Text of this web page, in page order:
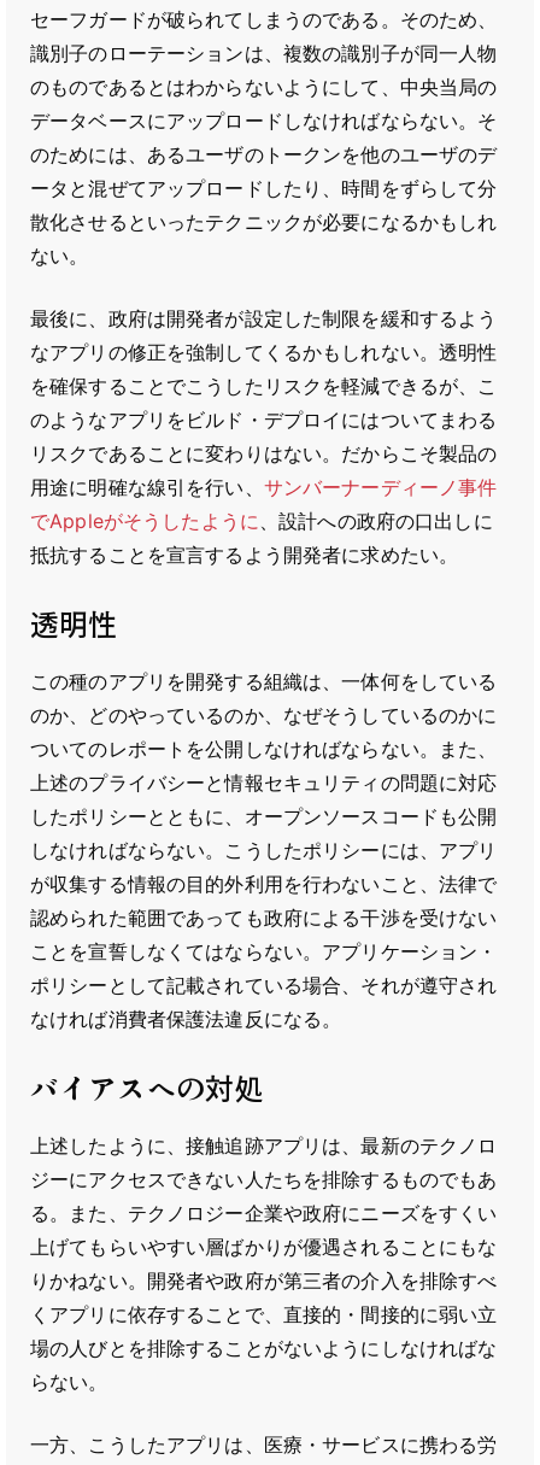
セーフガードが破られてしまうのである。そのため、
識別子のローテーションは、複数の識別子が同一人物
のものであるとはわからないようにして、中央当局の
データベースにアップロードしなければならない。そ
のためには、あるユーザのトークンを他のユーザのデ
ータと混ぜてアップロードしたり、時間をずらして分
散化させるといったテクニックが必要になるかもしれ
ない。
最後に、政府は開発者が設定した制限を緩和するよう
なアプリの修正を強制してくるかもしれない。透明性
を確保することでこうしたリスクを軽減できるが、こ
のようなアプリをビルド・デプロイにはついてまわる
リスクであることに変わりはない。だからこそ製品の
用途に明確な線引を行い、 サンバーナーディーノ事件
でAppleがそうしたように、設計への政府の口出しに
抵抗することを宣言するよう開発者に求めたい。
透明性
この種のアプリを開発する組織は、一体何をしている
のか、どのやっているのか、なぜそうしているのかに
ついてのレポートを公開しなければならない。また、
上述のプライバシーと情報セキュリティの問題に対応
したポリシーとともに、オープンソースコードも公開
しなければならない。こうしたポリシーには、アプリ
が収集する情報の目的外利用を行わないこと、法律で
認められた範囲であっても政府による干渉を受けない
ことを宣誓しなくてはならない。アプリケーション・
ポリシーとして記載されている場合、それが遵守され
なければ消費者保護法違反になる。
バイアスへの対処
上述したように、接触追跡アプリは、最新のテクノロ
ジーにアクセスできない人たちを排除するものでもあ
る。また、テクノロジー企業や政府にニーズをすくい
上げてもらいやすい層ばかりが優遇されることにもな
りかねない。開発者や政府が第三者の介入を排除すべ
くアプリに依存することで、直接的・間接的に弱い立
場の人びとを排除することがないようにしなければな
らない。
一方、こうしたアプリは、医療・サービスに携わる労